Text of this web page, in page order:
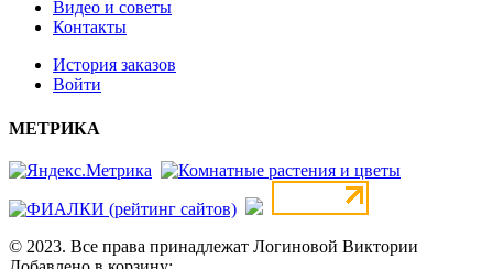
Видео и советы
Контакты
История заказов
Войти
МЕТРИКА
© 2023. Все права принадлежат Логиновой Виктории